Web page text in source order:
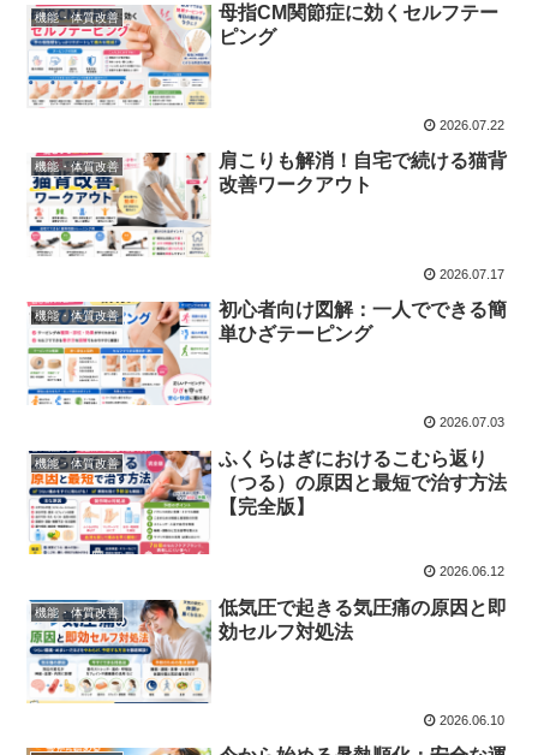
機能・体質改善
母指CM関節症に効くセルフテー
ピング
2026.07.22
機能・体質改善
肩こりも解消！自宅で続ける猫背
改善ワークアウト
2026.07.17
機能・体質改善
初心者向け図解：一人でできる簡
単ひざテーピング
2026.07.03
機能・体質改善
ふくらはぎにおけるこむら返り
（つる）の原因と最短で治す方法
【完全版】
2026.06.12
機能・体質改善
低気圧で起きる気圧痛の原因と即
効セルフ対処法
2026.06.10